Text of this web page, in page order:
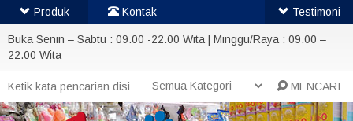
Buka Senin – Sabtu : 09.00 -22.00 Wita | Minggu/Raya : 09.00 –
22.00 Wita
MENCARI
Produk Kontak Testimoni